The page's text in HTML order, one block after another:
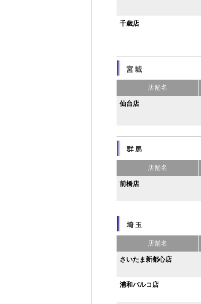
千歳店
店舗名
仙台店
店舗名
前橋店
店舗名
さいたま新都心店
浦和パルコ店